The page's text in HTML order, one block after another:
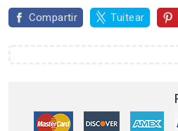
Compartir Tuitear